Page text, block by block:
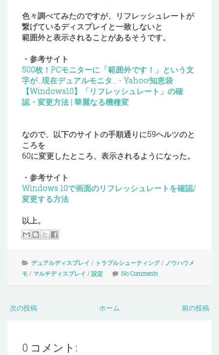
色々調べてみたのですが、リフレッシュレートが
繋げているディスプレイと一致しないと
範囲外と表示されることがあるそうです。
・参考サイト
500枚！PCモニターに「範囲外です！」という文
字が…現在デュアルモニタ... - Yahoo!知恵袋
【Windows10】「リフレッシュレート」の確
認・変更方法 | 華麗なる機種変
なので、以下のサイトの手順通りに59ヘルツのと
ころを
60に変更したところ、表示されるようになった。
・参考サイト
Windows 10で画面のリフレッシュレートを確認/
変更する方法
以上。
デュアルディスプレイ / トラブルシューティング/ ノウハウメ
モ/ マルチディスプレイ / 設定 No Comments
次の投稿 前の投稿
ホーム
0 コメント: